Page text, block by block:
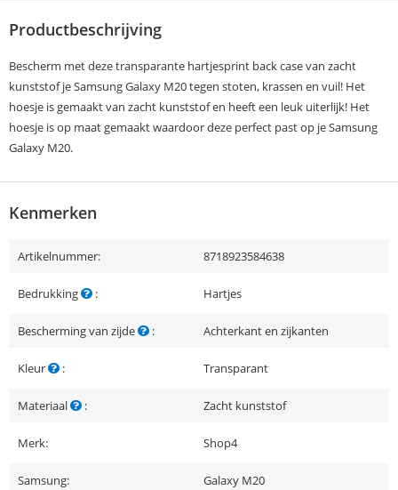
Productbeschrijving
Bescherm met deze transparante hartjesprint back case van zacht
kunststof je Samsung Galaxy M20 tegen stoten, krassen en vuil! Het
hoesje is gemaakt van zacht kunststof en heeft een leuk uiterlijk! Het
hoesje is op maat gemaakt waardoor deze perfect past op je Samsung
Galaxy M20.
Kenmerken
Artikelnummer: 8718923584638
Bedrukking : Hartjes
Bescherming van zijde : Achterkant en zijkanten
Kleur : Transparant
Materiaal : Zacht kunststof
Merk: Shop4
Samsung: Galaxy M20